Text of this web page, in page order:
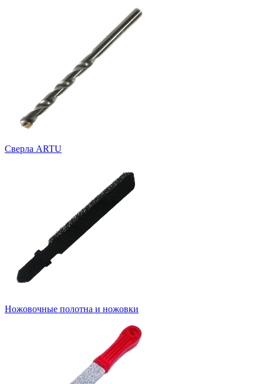
Cверла ARTU
Ножовочные полотна и ножовки